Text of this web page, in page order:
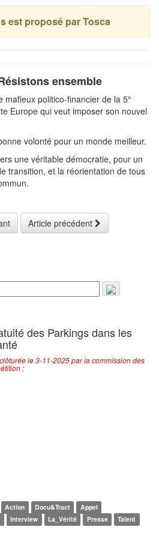
est proposé par Tosca
ensemble
mafieux politico-financier de la 5°
Europe qui veut imposer son nouvel
volonté pour un monde meilleur.
une véritable démocratie, pour un
transition, et la réorientation de tous
Article précédent
des Parkings dans les
le 3-11-2025 par la commission des
:
Action Docu&Tract
Appel
Interview La_Vérité Presse
Talent